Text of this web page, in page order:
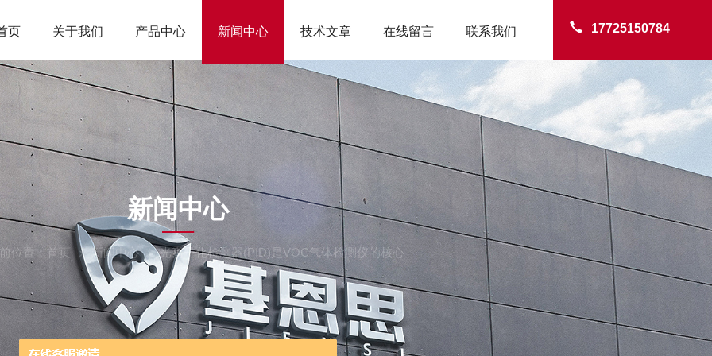
17725150784
页 关于我们 产品中心 新闻中心 技术文章 在线留言 联系我们
NEWS
新闻中心
位置：首页 新闻中心 光离子化检测器(PID)是VOC气体检测仪的核心